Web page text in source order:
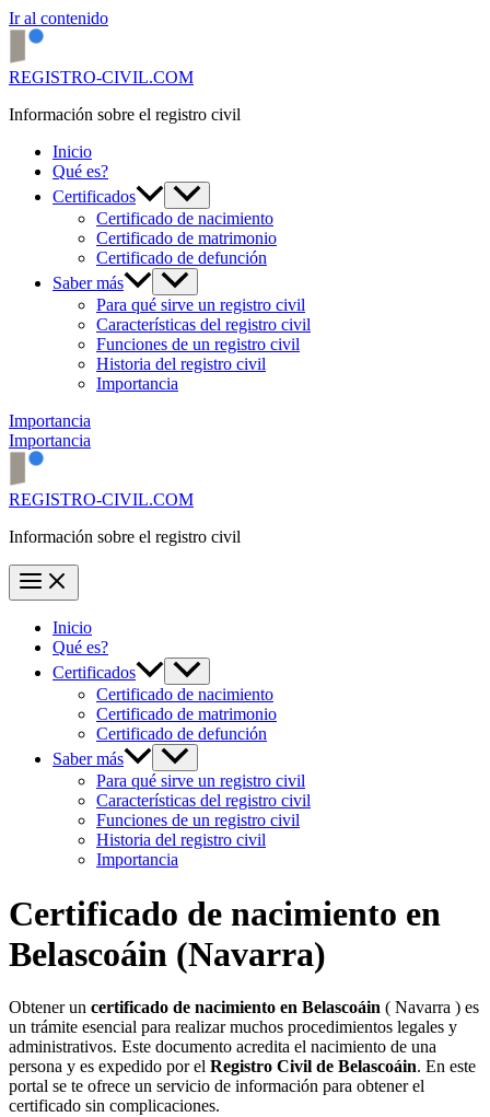
Ir al contenido
REGISTRO-CIVIL.COM
Información sobre el registro civil
Inicio
Qué es?
Certificados
Certificado de nacimiento
Certificado de matrimonio
Certificado de defunción
Saber más
Para qué sirve un registro civil
Características del registro civil
Funciones de un registro civil
Historia del registro civil
Importancia
Importancia
Importancia
REGISTRO-CIVIL.COM
Información sobre el registro civil
Inicio
Qué es?
Certificados
Certificado de nacimiento
Certificado de matrimonio
Certificado de defunción
Saber más
Para qué sirve un registro civil
Características del registro civil
Funciones de un registro civil
Historia del registro civil
Importancia
Certificado de nacimiento en
Belascoáin (Navarra)
Obtener un certificado de nacimiento en Belascoáin ( Navarra ) es
un trámite esencial para realizar muchos procedimientos legales y
administrativos. Este documento acredita el nacimiento de una
persona y es expedido por el Registro Civil de Belascoáin. En este
portal se te ofrece un servicio de información para obtener el
certificado sin complicaciones.